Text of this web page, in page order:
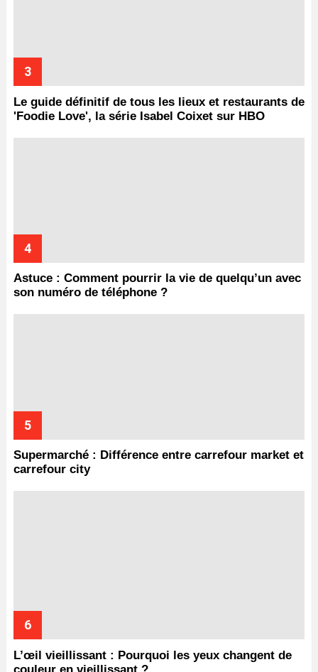
Le guide définitif de tous les lieux et restaurants de
'Foodie Love', la série Isabel Coixet sur HBO
Astuce : Comment pourrir la vie de quelqu’un avec
son numéro de téléphone ?
Supermarché : Différence entre carrefour market et
carrefour city
L’œil vieillissant : Pourquoi les yeux changent de